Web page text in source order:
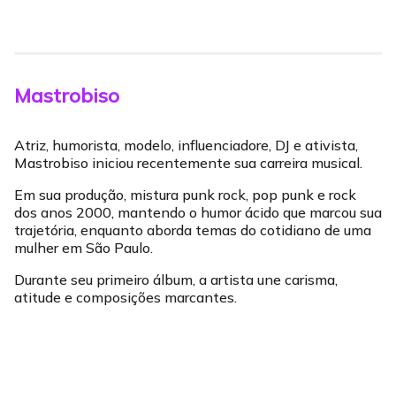
Mastrobiso
Atriz, humorista, modelo, influenciadore, DJ e ativista,
Mastrobiso iniciou recentemente sua carreira musical.
Em sua produção, mistura punk rock, pop punk e rock
dos anos 2000, mantendo o humor ácido que marcou sua
trajetória, enquanto aborda temas do cotidiano de uma
mulher em São Paulo.
Durante seu primeiro álbum, a artista une carisma,
atitude e composições marcantes.